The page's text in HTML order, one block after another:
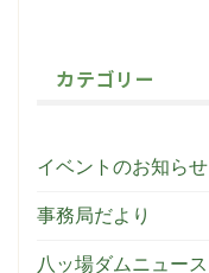
カテゴリー
イベントのお知らせ
事務局だより
八ッ場ダムニュース